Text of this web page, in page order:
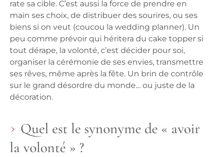
rate sa cible. C’est aussi la force de prendre en
main ses choix, de distribuer des sourires, ou ses
biens si on veut (coucou la wedding planner). Un
peu comme prévoir qui héritera du cake topper si
tout dérape, la volonté, c’est décider pour soi,
organiser la cérémonie de ses envies, transmettre
ses rêves, même après la fête. Un brin de contrôle
sur le grand désordre du monde… ou juste de la
décoration.
Quel est le synonyme de « avoir
la volonté » ?